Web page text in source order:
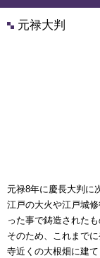
元禄大判
元禄8年に慶長大判に
江戸の大火や江戸城
った事で鋳造されたも
そのため、これまで
寺近くの大根畑に建